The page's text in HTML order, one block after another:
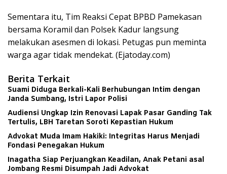
Sementara itu, Tim Reaksi Cepat BPBD Pamekasan
bersama Koramil dan Polsek Kadur langsung
melakukan asesmen di lokasi. Petugas pun meminta
warga agar tidak mendekat. (Ejatoday.com)
Berita Terkait
Suami Diduga Berkali-Kali Berhubungan Intim dengan
Janda Sumbang, Istri Lapor Polisi
Audiensi Ungkap Izin Renovasi Lapak Pasar Ganding Tak
Tertulis, LBH Taretan Soroti Kepastian Hukum
Advokat Muda Imam Hakiki: Integritas Harus Menjadi
Fondasi Penegakan Hukum
Inagatha Siap Perjuangkan Keadilan, Anak Petani asal
Jombang Resmi Disumpah Jadi Advokat